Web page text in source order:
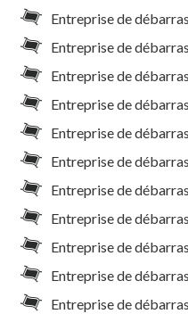
Entreprise de
Entreprise de
Entreprise de
Entreprise de
Entreprise de
Entreprise de
Entreprise de
Entreprise de
Entreprise de
Entreprise de
Entreprise de